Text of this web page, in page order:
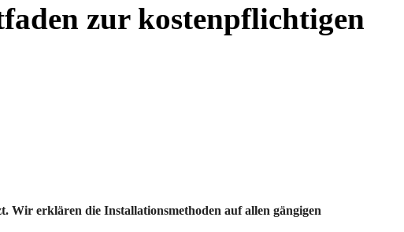
zur kostenpflichtigen
Wir erklären die Installationsmethoden auf allen gängigen